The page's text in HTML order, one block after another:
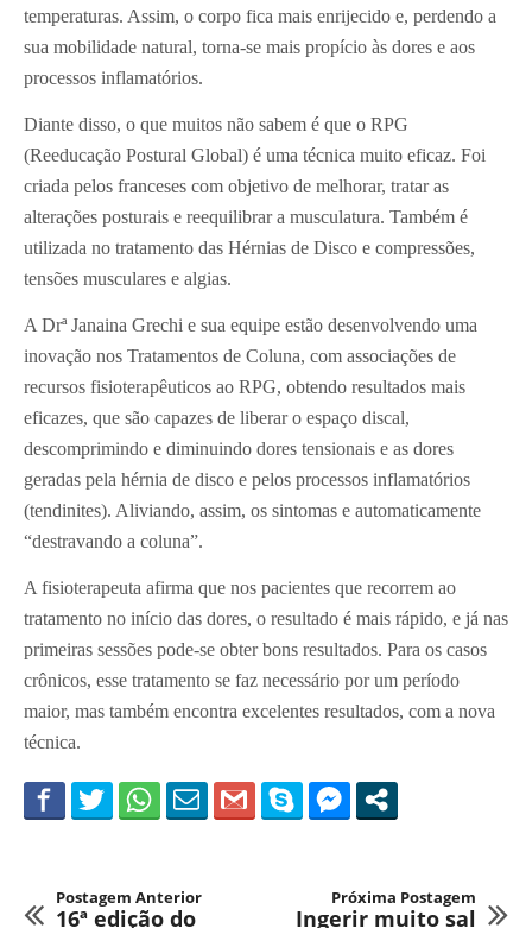
temperaturas. Assim, o corpo fica mais enrijecido e, perdendo a
sua mobilidade natural, torna-se mais propício às dores e aos
processos inflamatórios.
Diante disso, o que muitos não sabem é que o RPG
(Reeducação Postural Global) é uma técnica muito eficaz. Foi
criada pelos franceses com objetivo de melhorar, tratar as
alterações posturais e reequilibrar a musculatura. Também é
utilizada no tratamento das Hérnias de Disco e compressões,
tensões musculares e algias.
A Drª Janaina Grechi e sua equipe estão desenvolvendo uma
inovação nos Tratamentos de Coluna, com associações de
recursos fisioterapêuticos ao RPG, obtendo resultados mais
eficazes, que são capazes de liberar o espaço discal,
descomprimindo e diminuindo dores tensionais e as dores
geradas pela hérnia de disco e pelos processos inflamatórios
(tendinites). Aliviando, assim, os sintomas e automaticamente
“destravando a coluna”.
A fisioterapeuta afirma que nos pacientes que recorrem ao
tratamento no início das dores, o resultado é mais rápido, e já nas
primeiras sessões pode-se obter bons resultados. Para os casos
crônicos, esse tratamento se faz necessário por um período
maior, mas também encontra excelentes resultados, com a nova
técnica.
Postagem Anterior
16ª edição do
Próxima Postagem
Ingerir muito sal